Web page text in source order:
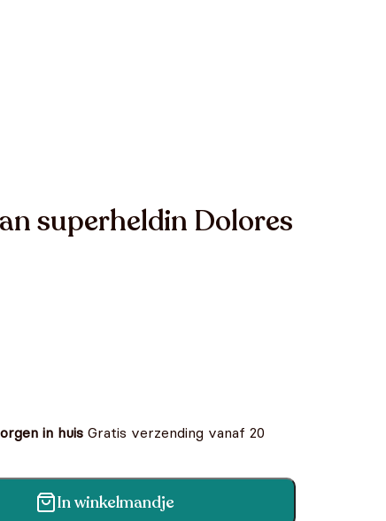
superheldin Dolores
in huis Gratis verzending vanaf 20
Wilson aantal
In winkelmandje